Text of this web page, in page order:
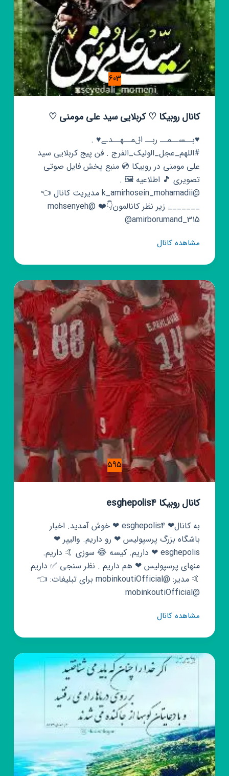
603
کانال روبیکا ♡ کربلایی سید علی مومنی ♡
♥️بــســمــ ربــ اݪمــهــدـے♥️ .
#اللهم_عجل_الولیک_الفرج . فن پیج کربلایی سید
علی مومنی در روبیکا 💿 منبع پخش فایل صوتی
تصویری 🎵 اطلاعیه 🖼️ .‌
@k_amirhosein_mohamadii مدیریت کانال 👈
_______ زیر نظر کانالمون👇⁦❤️⁩ @mohsenyeh
@amirborumand_315
مشاهده کانالکانال
♡
کربلایی
سید
علی
مومنی
♡
595
کانال روبیکا esghepolis4
به کانال❤ esghepolis4 ❤ خوش آمدید. اخبار
باشگاه بزرگ پرسپولیس ❤ رو داریم. والیپر ❤
esghepolis ❤ داریم. کیسه 😂 سوزی 🤙 داریم.
منهای پرسپولیس ❤ هم داریم . نظر سنجی ✅ داریم
🤙 مدیر: @mobinkoutiOfficial برای تبلیغات: 👈
@mobinkoutiOfficial
مشاهده کانالکانال
esghepolis4